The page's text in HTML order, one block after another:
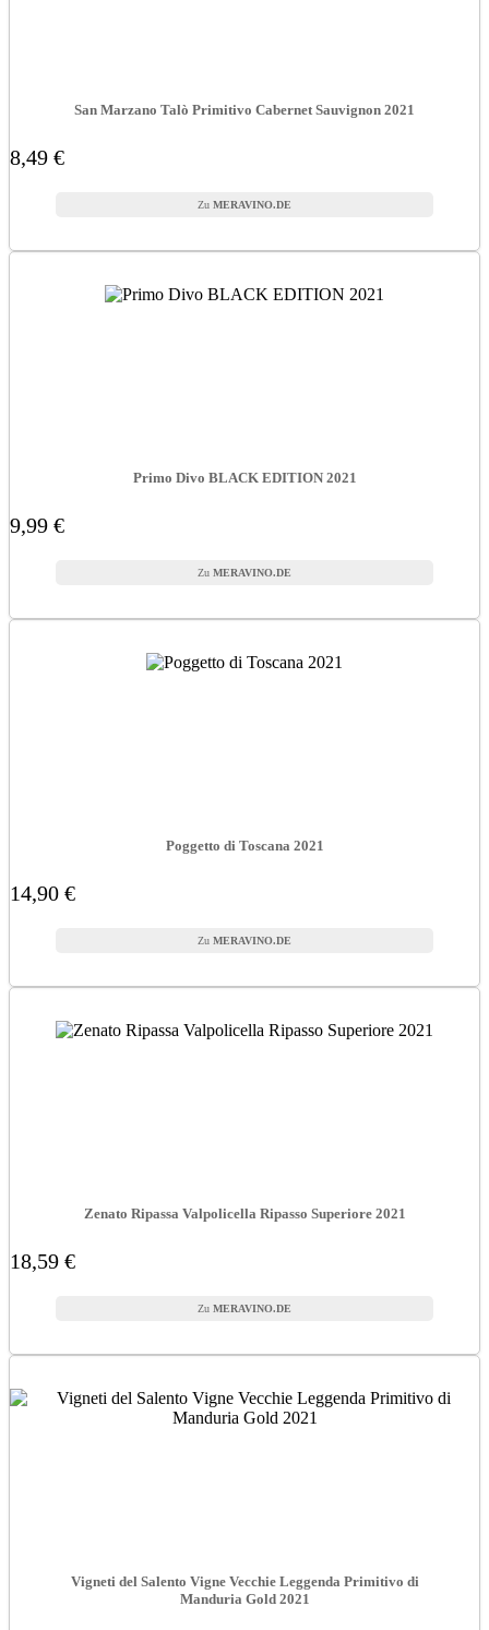
San Marzano Talò Primitivo Cabernet Sauvignon 2021
8,49 €
MERAVINO.DE
Primo Divo BLACK EDITION 2021
9,99 €
MERAVINO.DE
Poggetto di Toscana 2021
14,90 €
MERAVINO.DE
Zenato Ripassa Valpolicella Ripasso Superiore 2021
18,59 €
MERAVINO.DE
Vigneti del Salento Vigne Vecchie Leggenda Primitivo di
Manduria Gold 2021